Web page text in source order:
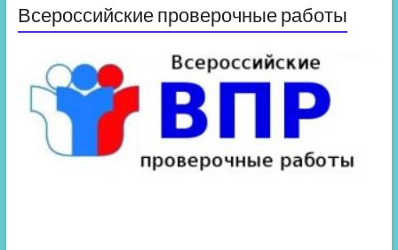
Всероссийские проверочные работы